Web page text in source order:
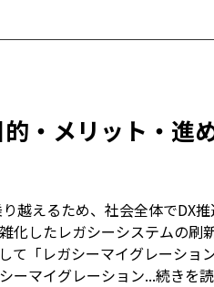
・メリット・進
越えるため、社会全体でDX
化したレガシーシステムの刷
て「レガシーマイグレーショ
ーマイグレーション...続きを